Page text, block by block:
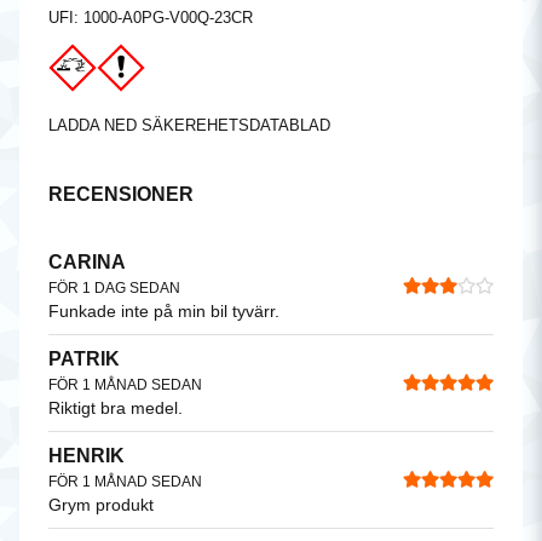
UFI: 1000-A0PG-V00Q-23CR
LADDA NED SÄKEREHETSDATABLAD
RECENSIONER
CARINA
FÖR 1 DAG SEDAN
Funkade inte på min bil tyvärr.
PATRIK
FÖR 1 MÅNAD SEDAN
Riktigt bra medel.
HENRIK
FÖR 1 MÅNAD SEDAN
Grym produkt